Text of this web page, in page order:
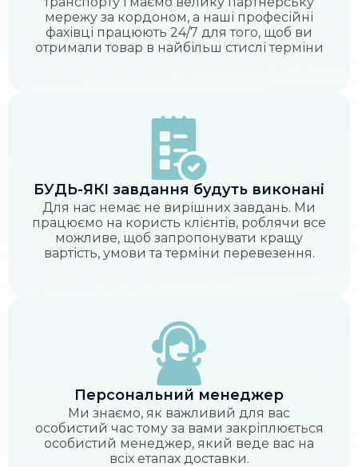
мережу за кордоном, а наші професійні
фахівці працюють 24/7 для того, щоб ви
отримали товар в найбільш стислі терміни
БУДЬ-ЯКІ завдання будуть виконані
Для нас немає не вирішних завдань. Ми
працюємо на користь клієнтів, роблячи все
можливе, щоб запропонувати кращу
вартість, умови та терміни перевезення.
Персональний менеджер
Ми знаємо, як важливий для вас
особистий час тому за вами закріплюється
особистий менеджер, який веде вас на
всіх етапах доставки.